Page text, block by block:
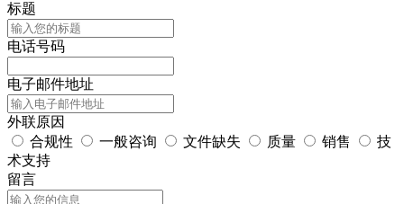
标题
电话号码
电子邮件地址
外联原因
合规性
一般咨询 文件缺失 质量 销售
技
术支持
留言